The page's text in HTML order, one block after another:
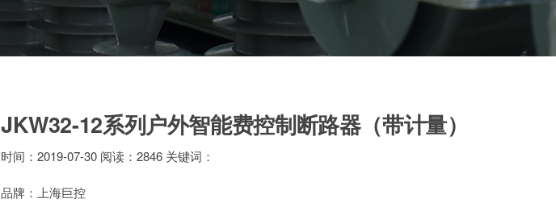
JKW32-12系列户外智能费控制断路器（带计量）
时间：2019-07-30 阅读：2846 关键词：
品牌：上海巨控